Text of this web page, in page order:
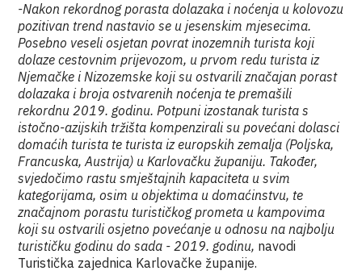
-Nakon rekordnog porasta dolazaka i noćenja u kolovozu
pozitivan trend nastavio se u jesenskim mjesecima.
Posebno veseli osjetan povrat inozemnih turista koji
dolaze cestovnim prijevozom, u prvom redu turista iz
Njemačke i Nizozemske koji su ostvarili značajan porast
dolazaka i broja ostvarenih noćenja te premašili
rekordnu 2019. godinu. Potpuni izostanak turista s
istočno-azijskih tržišta kompenzirali su povećani dolasci
domaćih turista te turista iz europskih zemalja (Poljska,
Francuska, Austrija) u Karlovačku županiju. Također,
svjedočimo rastu smještajnih kapaciteta u svim
kategorijama, osim u objektima u domaćinstvu, te
značajnom porastu turističkog prometa u kampovima
koji su ostvarili osjetno povećanje u odnosu na najbolju
turističku godinu do sada - 2019. godinu, navodi
Turistička zajednica Karlovačke županije.